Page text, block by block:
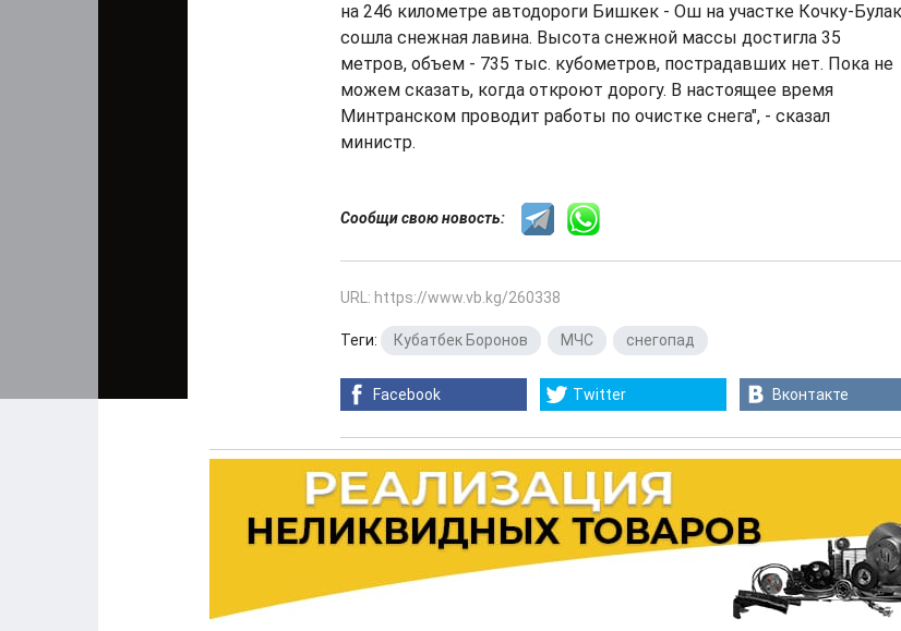
на 246 километре автодороги Бишкек - Ош на участке Кочку-Булак
сошла снежная лавина. Высота снежной массы достигла 35
метров, объем - 735 тыс. кубометров, пострадавших нет. Пока не
можем сказать, когда откроют дорогу. В настоящее время
Минтранском проводит работы по очистке снега", - сказал
министр.
Сообщи свою новость:
URL: https://www.vb.kg/260338
Теги: Кубатбек Боронов МЧС снегопад
Facebook Twitter Вконтакте